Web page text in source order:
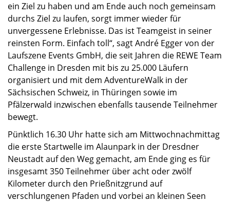
ein Ziel zu haben und am Ende auch noch gemeinsam
durchs Ziel zu laufen, sorgt immer wieder für
unvergessene Erlebnisse. Das ist Teamgeist in seiner
reinsten Form. Einfach toll“, sagt André Egger von der
Laufszene Events GmbH, die seit Jahren die REWE Team
Challenge in Dresden mit bis zu 25.000 Läufern
organisiert und mit dem AdventureWalk in der
Sächsischen Schweiz, in Thüringen sowie im
Pfälzerwald inzwischen ebenfalls tausende Teilnehmer
bewegt.
Pünktlich 16.30 Uhr hatte sich am Mittwochnachmittag
die erste Startwelle im Alaunpark in der Dresdner
Neustadt auf den Weg gemacht, am Ende ging es für
insgesamt 350 Teilnehmer über acht oder zwölf
Kilometer durch den Prießnitzgrund auf
verschlungenen Pfaden und vorbei an kleinen Seen